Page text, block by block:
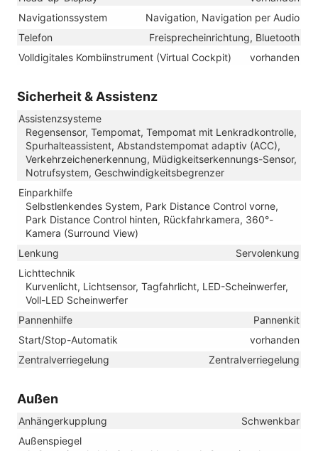
Navigationssystem
Navigation, Navigation per Audio
Telefon
Freisprecheinrichtung, Bluetooth
Volldigitales Kombiinstrument (Virtual Cockpit)
vorhanden
Sicherheit & Assistenz
Assistenzsysteme
Regensensor, Tempomat, Tempomat mit Lenkradkontrolle,
Spurhalteassistent, Abstandstempomat adaptiv (ACC),
Verkehrzeichenerkennung, Müdigkeitserkennungs-Sensor,
Notrufsystem, Geschwindigkeitsbegrenzer
Einparkhilfe
Selbstlenkendes System, Park Distance Control vorne,
Park Distance Control hinten, Rückfahrkamera, 360°-
Kamera (Surround View)
Lenkung
Servolenkung
Lichttechnik
Kurvenlicht, Lichtsensor, Tagfahrlicht, LED-Scheinwerfer,
Voll-LED Scheinwerfer
Pannenhilfe
Pannenkit
Start/Stop-Automatik
vorhanden
Zentralverriegelung
Zentralverriegelung
Außen
Anhängerkupplung
Schwenkbar
Außenspiegel